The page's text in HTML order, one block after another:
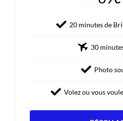
20 minutes de
30
Photo
Volez ou vous